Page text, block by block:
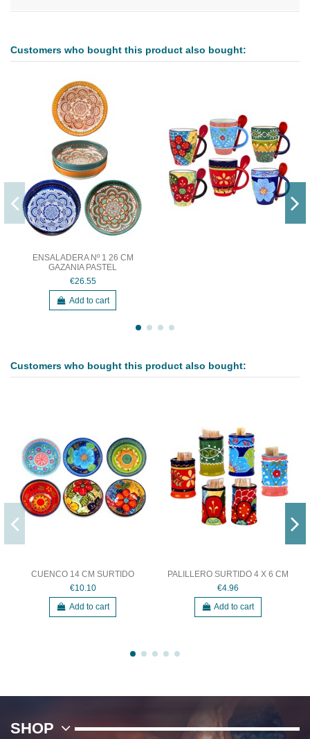
Customers who bought this product also bought:
ENSALADERA Nº 1 26 CM
GAZANIA PASTEL
€26.55
Add to cart
Customers who bought this product also bought:
CUENCO 14 CM SURTIDO
€10.10
Add to cart
PALILLERO SURTIDO 4 X 6 CM
€4.96
Add to cart
SHOP